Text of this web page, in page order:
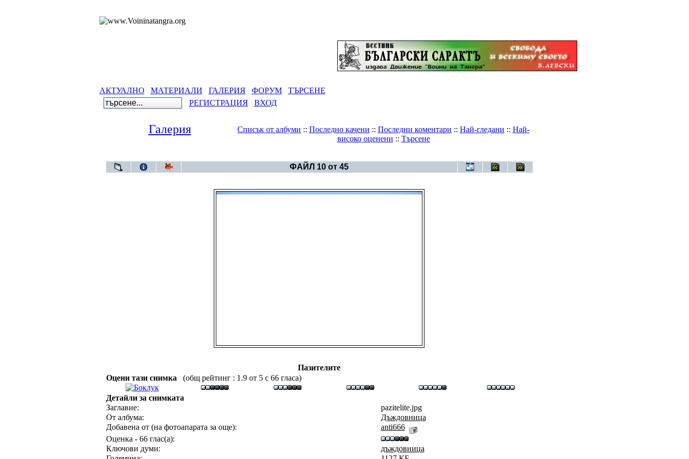
АКТУАЛНО МАТЕРИАЛИ ГАЛЕРИЯ ФОРУМ
ТЪРСЕНЕ
РЕГИСТРАЦИЯ
ВХОД
Галерия Списък от албуми :: Последно качени :: Последни коментари :: Най-гледани :: Най-
високо оценени :: Търсене
ФАЙЛ 10 от 45
Пазителите
Оцени тази снимка
(общ рейтинг : 1.9 от 5 с 66 гласа)
Детайли за снимката
Заглавие:
pazitelite.jpg
От албума:
Дъждовница
Добавена от (на фотоапарата за още):
аnti666
Оценка - 66 глас(а):
Ключови думи:
дъждовница